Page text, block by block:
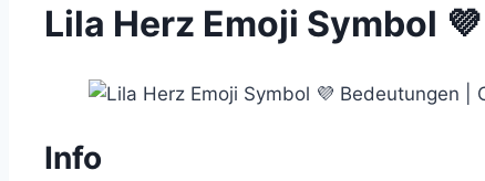
Lila Herz Emoji Symbol
Info